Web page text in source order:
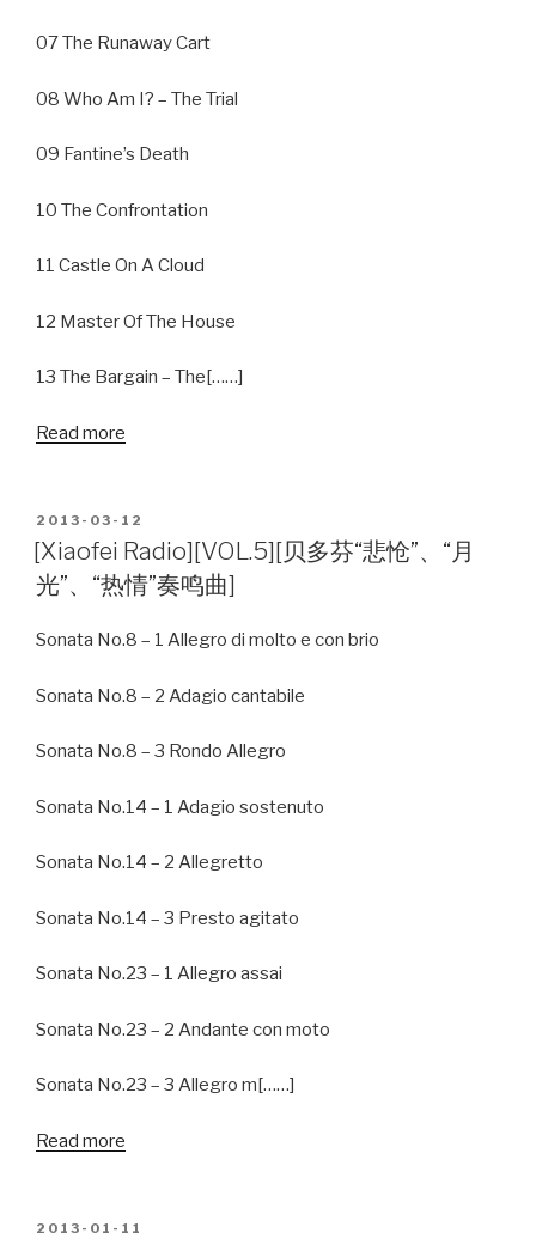
07 The Runaway Cart
08 Who Am I? – The Trial
09 Fantine’s Death
10 The Confrontation
11 Castle On A Cloud
12 Master Of The House
13 The Bargain – The[……]
Read more
POSTED
ON
2013-03-12
[Xiaofei Radio][VOL.5][贝多芬“悲怆”、“月
光”、“热情”奏鸣曲]
Sonata No.8 – 1 Allegro di molto e con brio
Sonata No.8 – 2 Adagio cantabile
Sonata No.8 – 3 Rondo Allegro
Sonata No.14 – 1 Adagio sostenuto
Sonata No.14 – 2 Allegretto
Sonata No.14 – 3 Presto agitato
Sonata No.23 – 1 Allegro assai
Sonata No.23 – 2 Andante con moto
Sonata No.23 – 3 Allegro m[……]
Read more
POSTED
2013-01-11